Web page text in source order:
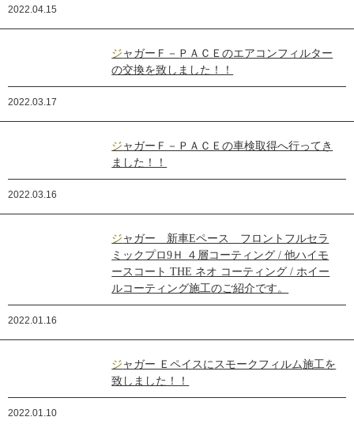
2022.04.15
ジャガーＦ－ＰＡＣＥのエアコンフィルター
の交換を致しました！！
2022.03.17
ジャガーＦ－ＰＡＣＥの車検取得へ行ってき
ました！！
2022.03.16
ジャガー 新車Eペース フロントフルセラ
ミックプロ9Ｈ ４層コーティング / 他ハイモ
ースコート THE ネオ コーティング / ホイー
ルコーティング施工のご紹介です。
2022.01.16
ジャガー Ｅペイスにスモークフィルム施工を
致しました！！
2022.01.10